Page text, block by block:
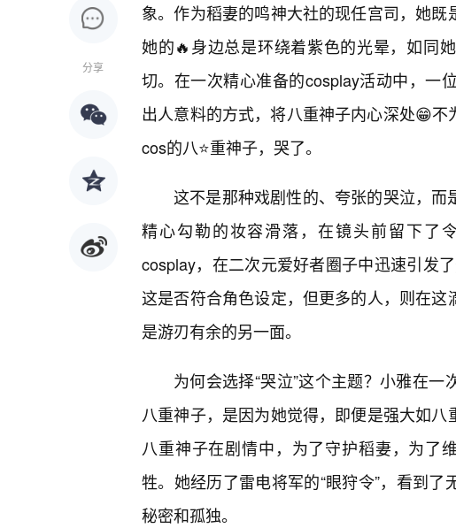
分享
象。作为稻妻的鸣神大社的现任宫司，她既
她的🔥身边总是环绕着紫色的光晕，如同
切。在一次精心准备的cosplay活动中，一
出人意料的方式，将八重神子内心深处😁
cos的八⭐重神子，哭了。
这不是那种戏剧性的、夸张的哭泣，
精心勾勒的妆容滑落，在镜头前留下了
cosplay，在二次元爱好者圈子中迅速引发
这是否符合角色设定，但更多的人，则在
是游刃有余的另一面。
为何会选择“哭泣”这个主题？小雅在
八重神子，是因为她觉得，即便是强大如
八重神子在剧情中，为了守护稻妻，为了
牲。她经历了雷电将军的“眼狩令”，看到
秘密和孤独。